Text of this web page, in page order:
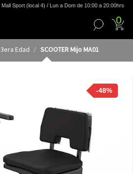
Mall Sport (local 4) / Lun a Dom de 10:00 a 20:00hrs
0
3era Edad SCOOTER Mijo MA01
-48%